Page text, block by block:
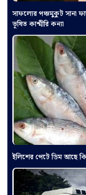
সাফল্যের পঞ্চমুকুট সানা
ভূষিত কাশ্মীরি কন্যা
ইলিশের পেটে ডিম আছে